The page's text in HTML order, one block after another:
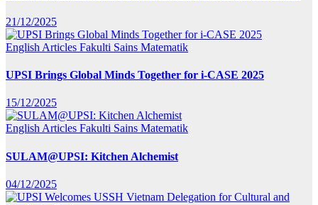
21/12/2025
English Articles Fakulti Sains Matematik
UPSI Brings Global Minds Together for i-CASE 2025
15/12/2025
English Articles Fakulti Sains Matematik
SULAM@UPSI: Kitchen Alchemist
04/12/2025